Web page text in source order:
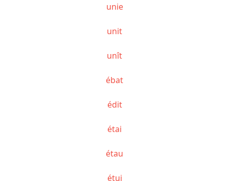
unie
unit
unît
ébat
édit
étai
étau
étui